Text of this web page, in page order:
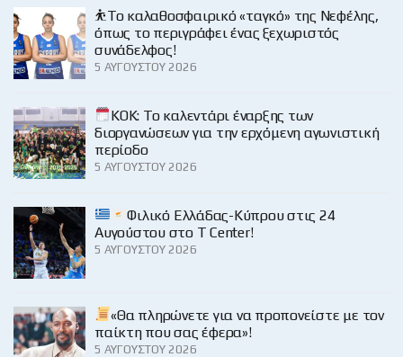
⛹️‍Το καλαθοσφαιρικό «ταγκό» της Νεφέλης,
όπως το περιγράφει ένας ξεχωριστός
συνάδελφος!
5 ΑΥΓΟΎΣΤΟΥ 2026
KOK: Το καλεντάρι έναρξης των
διοργανώσεων για την ερχόμενη αγωνιστική
περίοδο
5 ΑΥΓΟΎΣΤΟΥ 2026
Φιλικό Ελλάδας-Κύπρου στις 24
Αυγούστου στο Τ Center!
5 ΑΥΓΟΎΣΤΟΥ 2026
«Θα πληρώνετε για να προπονείστε με τον
παίκτη που σας έφερα»!
5 ΑΥΓΟΎΣΤΟΥ 2026